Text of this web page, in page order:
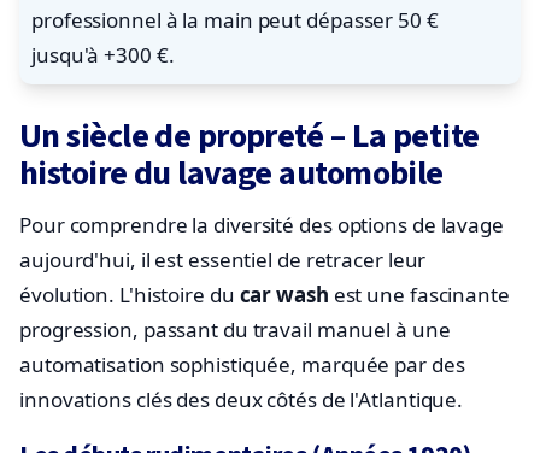
professionnel à la main peut dépasser 50 €
jusqu'à +300 €.
Un siècle de propreté – La petite
histoire du lavage automobile
Pour comprendre la diversité des options de lavage
aujourd'hui, il est essentiel de retracer leur
évolution. L'histoire du car wash est une fascinante
progression, passant du travail manuel à une
automatisation sophistiquée, marquée par des
innovations clés des deux côtés de l'Atlantique.